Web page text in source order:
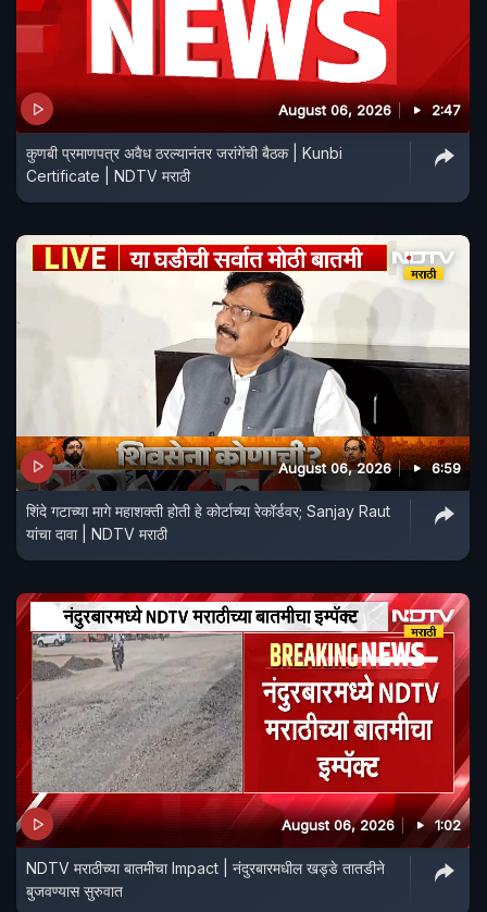
August 06, 2026 2:47
कुणबी प्रमाणपत्र अवैध ठरल्यानंतर जरांगेंची बैठक | Kunbi
Certificate | NDTV मराठी
August 06, 2026 6:59
शिंदे गटाच्या मागे महाशक्ती होती हे कोर्टाच्या रेकॉर्डवर; Sanjay Raut
यांचा दावा | NDTV मराठी
August 06, 2026 1:02
NDTV मराठीच्या बातमीचा Impact | नंदुरबारमधील खड्डे तातडीने
बुजवण्यास सुरुवात